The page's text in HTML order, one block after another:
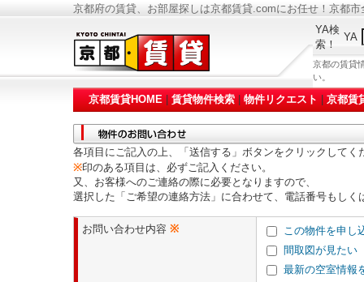
京都府の賃貸、お部屋探しは京都賃貸.comにお任せ！京都
YA検
索！
YA
京都の賃貸
い。
京都賃貸HOME 賃貸物件検索 物件リクエスト 京都賃
各項目にご記入の上、「送信する」ボタンをクリックしてく
※印のある項目は、必ずご記入ください。
又、お客様へのご連絡の際に必要となりますので、
選択した「ご希望の連絡方法」に合わせて、電話番号もし
お問い合わせ内容 ※
この物件を申し
間取図が見たい
最新の空室情報